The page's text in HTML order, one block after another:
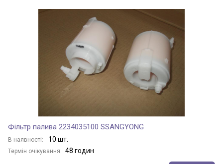
Фільтр палива 2234035100 SSANGYONG
В наявності: 10 шт.
Термін очікування: 48 годин